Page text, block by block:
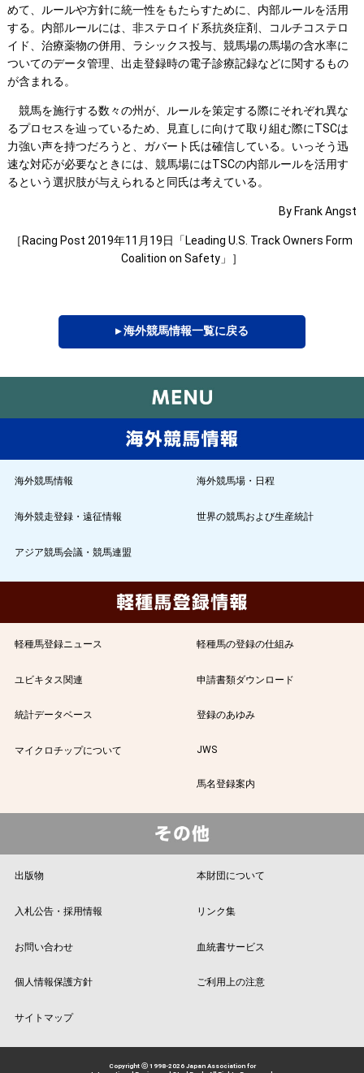
めて、ルールや方針に統一性をもたらすために、内部ルールを活用
する。内部ルールには、非ステロイド系抗炎症剤、コルチコステロ
イド、治療薬物の併用、ラシックス投与、競馬場の馬場の含水率に
ついてのデータ管理、出走登録時の電子診療記録などに関するもの
が含まれる。
競馬を施行する数々の州が、ルールを策定する際にそれぞれ異な
るプロセスを辿っているため、見直しに向けて取り組む際にTSCは
力強い声を持つだろうと、ガバート氏は確信している。いっそう迅
速な対応が必要なときには、競馬場にはTSCの内部ルールを活用す
るという選択肢が与えられると同氏は考えている。
By Frank Angst
［Racing Post 2019年11月19日「Leading U.S. Track Owners Form
Coalition on Safety」］
▸ 海外競馬情報一覧に戻る
海外競馬情報 海外競馬場・日程
海外競走登録・遠征情報 世界の競馬および生産統計
アジア競馬会議・競馬連盟
軽種馬登録ニュース 軽種馬の登録の仕組み
ユビキタス関連 申請書類ダウンロード
統計データベース 登録のあゆみ
マイクロチップについて JWS
馬名登録案内
出版物 本財団について
入札公告・採用情報 リンク集
お問い合わせ 血統書サービス
個人情報保護方針 ご利用上の注意
サイトマップ
Copyright ⓒ 1998-2026 Japan Association for